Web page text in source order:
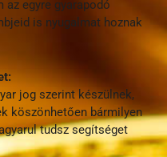
az egyre gyarapodó
is nyugalmat hoznak
jog szerint készülnek,
köszönhetően bármilyen
tudsz segítséget